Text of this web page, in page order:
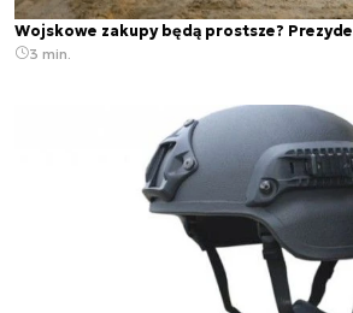
Wojskowe zakupy będą prostsze?
3 min.